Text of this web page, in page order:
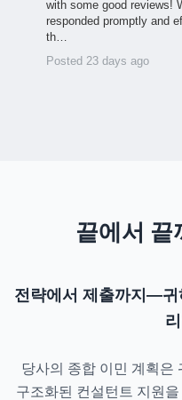
with some good reviews!
responded promptly and
th…
Posted 23 days ago
끝에서 끝
전략에서 제출까지—귀
당사의 종합 이민 계획은
구조화된 컨설턴트 지원